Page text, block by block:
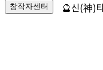
창작자센터 🔮신(神)